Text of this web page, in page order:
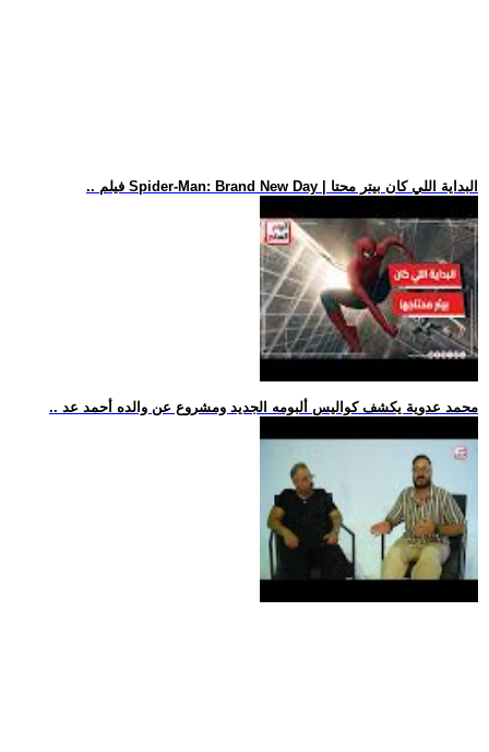
.. فيلم Spider-Man: Brand New Day | البداية اللي كان بيتر محتا
.. محمد عدوية يكشف كواليس ألبومه الجديد ومشروع عن والده أحمد عد